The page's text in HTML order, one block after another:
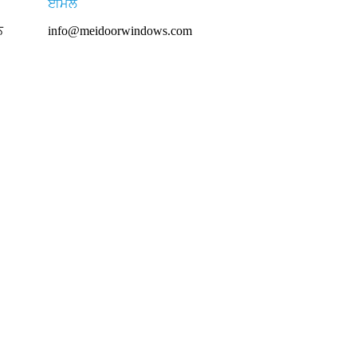
ਈਮੇਲ
info@meidoorwindows.com